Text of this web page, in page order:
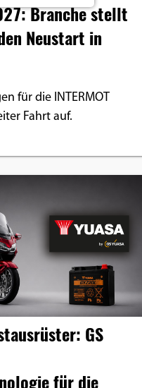
Branche stellt
Neustart in
für die INTERMOT
Fahrt auf.
GS
für die
für die